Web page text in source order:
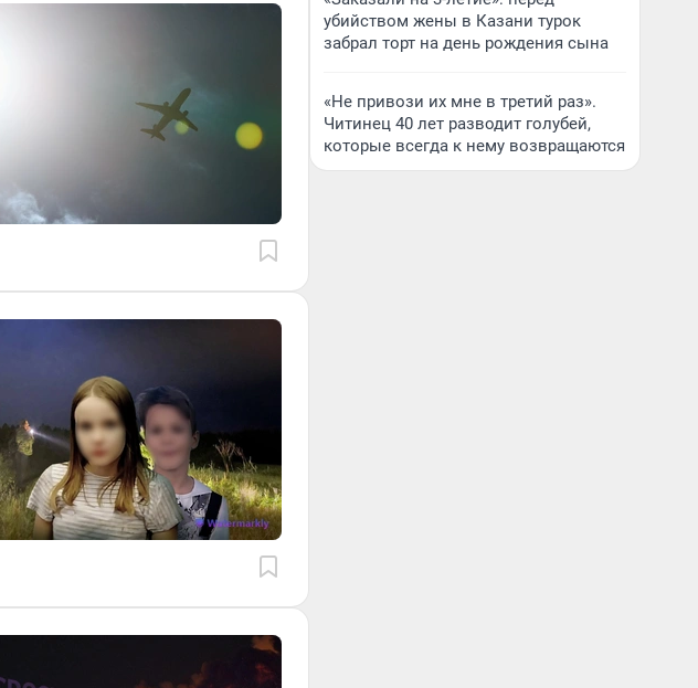
убийством жены в Казани турок
забрал торт на день рождения сына
«Не привози их мне в третий раз».
Читинец 40 лет разводит голубей,
которые всегда к нему возвращаются